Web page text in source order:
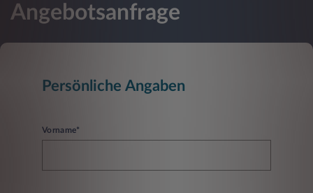
Angebotsanfrage
Persönliche Angaben
Vorname*